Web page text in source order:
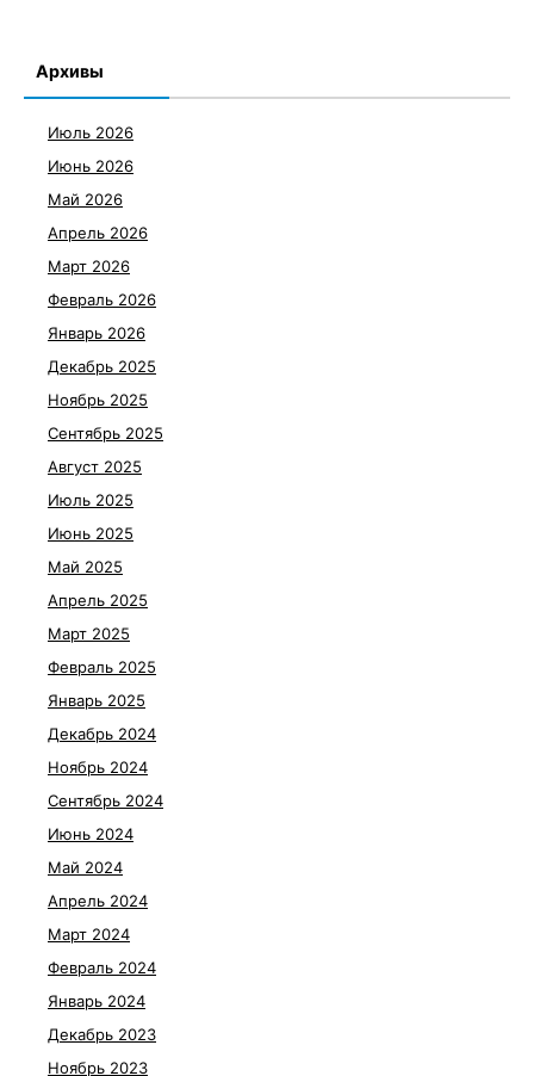
Архивы
Июль 2026
Июнь 2026
Май 2026
Апрель 2026
Март 2026
Февраль 2026
Январь 2026
Декабрь 2025
Ноябрь 2025
Сентябрь 2025
Август 2025
Июль 2025
Июнь 2025
Май 2025
Апрель 2025
Март 2025
Февраль 2025
Январь 2025
Декабрь 2024
Ноябрь 2024
Сентябрь 2024
Июнь 2024
Май 2024
Апрель 2024
Март 2024
Февраль 2024
Январь 2024
Декабрь 2023
Ноябрь 2023